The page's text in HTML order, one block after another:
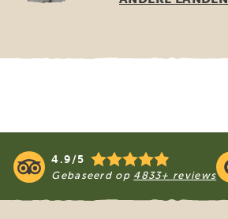
4.9/5
Gebaseerd op 4833+ reviews